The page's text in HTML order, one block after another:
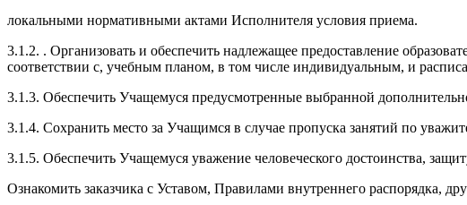
локальными нормативными актами Исполнителя условия приема.
3.1.2. . Организовать и обеспечить надлежащее предоставление
соответствии с, учебным планом, в том числе индивидуальным, и
3.1.3. Обеспечить Учащемуся предусмотренные выбранной
3.1.4. Сохранить место за Учащимся в случае пропуска занятий по
3.1.5. Обеспечить Учащемуся уважение человеческого достоинства,
Ознакомить заказчика с Уставом, Правилами внутреннего распорядка,